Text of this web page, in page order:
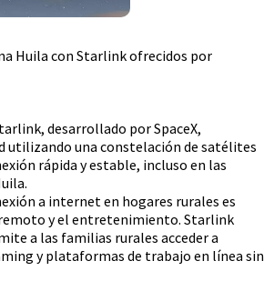
Huila con Starlink ofrecidos por
desarrollado por SpaceX,
una constelación de satélites
rápida y estable, incluso en las
a internet en hogares rurales es
y el entretenimiento. Starlink
a las familias rurales acceder a
y plataformas de trabajo en línea sin